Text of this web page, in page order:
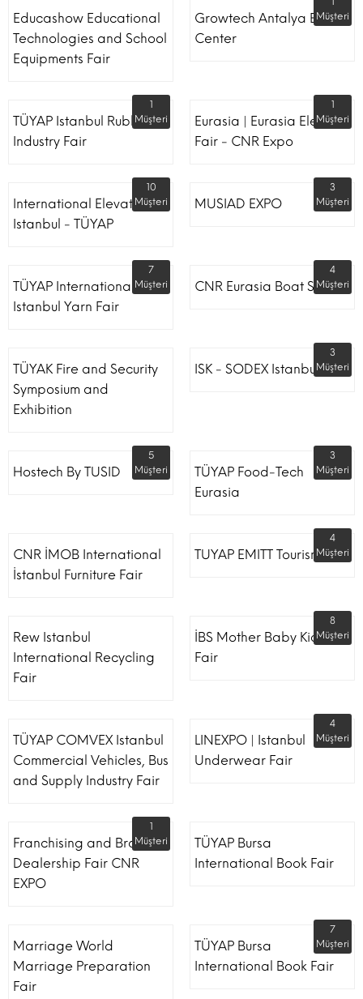
Educashow Educational
Technologies and School
Equipments Fair
Growtech Antalya Expo
Center
Müşteri
TÜYAP Istanbul Rubber
Industry Fair
1
Müşteri
Eurasia | Eurasia Elevator
Fair - CNR Expo
1
Müşteri
International Elevator
Istanbul - TÜYAP
10
Müşteri
MUSIAD EXPO
3
Müşteri
TÜYAP International
Istanbul Yarn Fair
7
Müşteri
CNR Eurasia Boat Show
4
Müşteri
TÜYAK Fire and Security
Symposium and
Exhibition
ISK - SODEX Istanbul
3
Müşteri
Hostech By TUSID
5
Müşteri
TÜYAP Food-Tech
Eurasia
3
Müşteri
CNR İMOB International
İstanbul Furniture Fair
TUYAP EMITT Tourism Fair
4
Müşteri
Rew Istanbul
International Recycling
Fair
İBS Mother Baby Kids
Fair
8
Müşteri
TÜYAP COMVEX Istanbul
Commercial Vehicles, Bus
and Supply Industry Fair
LINEXPO | Istanbul
Underwear Fair
4
Müşteri
Franchising and Brand
Dealership Fair CNR
EXPO
1
Müşteri
TÜYAP Bursa
International Book Fair
Marriage World
Marriage Preparation
Fair
TÜYAP Bursa
International Book Fair
7
Müşteri